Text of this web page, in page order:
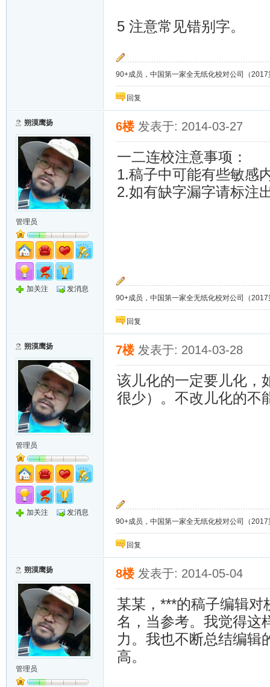
5 注意常见错别字。
90+成员，中国第一家全无纸化校对公司（
回复
朔漠鹰扬
管理员
加关注 发消息
6楼 发表于: 2014-03-27
一二连校注意事项：
1.稿子中可能有些敏感
2.如有缺字漏字请标注
90+成员，中国第一家全无纸化校对公司（
回复
朔漠鹰扬
管理员
加关注 发消息
7楼 发表于: 2014-03-28
该儿化的一定要儿化，
很少）。不改儿化的不
90+成员，中国第一家全无纸化校对公司（
回复
朔漠鹰扬
管理员
8楼 发表于: 2014-05-04
某某，***的稿子编辑
名，当参考。我觉得这
力。我也不断总结编辑
高。